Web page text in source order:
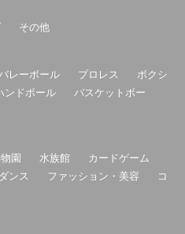
その他
バレーボール プロレス
ボクシ
ンドボール
バスケットボー
園 水族館
カードゲーム
ダンス ファッション・美容
コ